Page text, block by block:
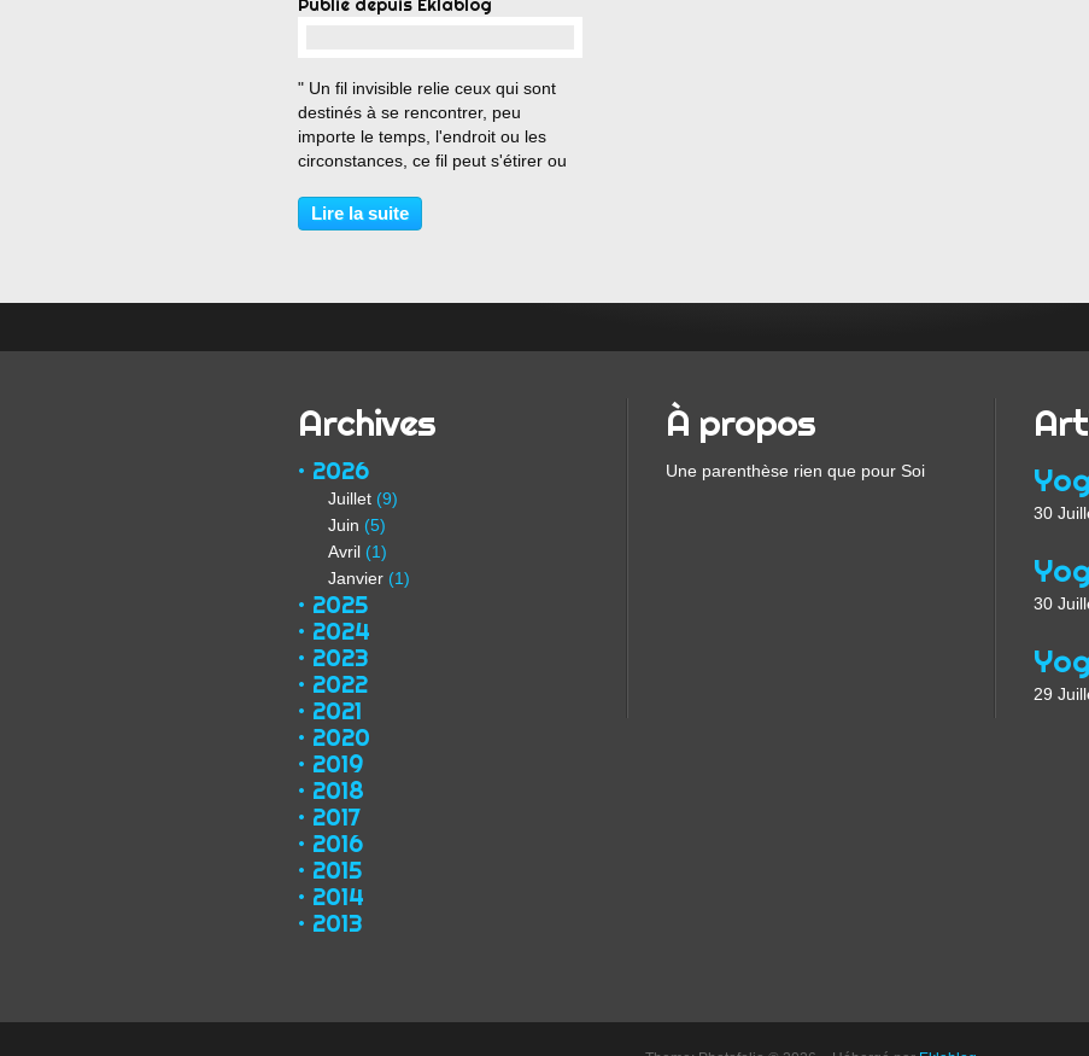
Publié depuis Eklablog
" Un fil invisible relie ceux qui sont
destinés à se rencontrer, peu
importe le temps, l'endroit ou les
circonstances, ce fil peut s'étirer ou
jamais..." Sagesse d'Asie
Lire la suite
Archives
2026
Juillet (9)
Juin (5)
Avril (1)
Janvier (1)
2025
2024
2023
2022
2021
2020
2019
2018
2017
2016
2015
2014
2013
À propos
Une parenthèse rien que pour Soi
30
30
29